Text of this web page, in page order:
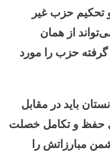
تحکیم حزب غیر
از همان
حزب را مورد
باید در مقابل
حفظ و تکامل خصلت
مبارزاتش را